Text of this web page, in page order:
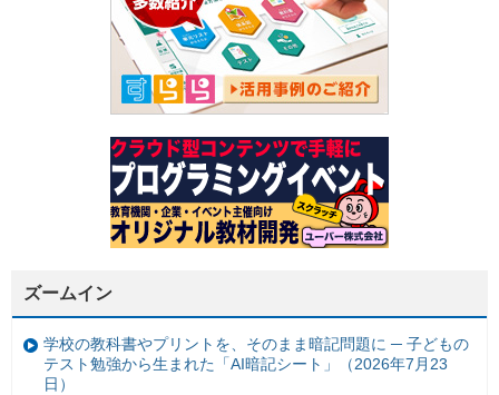
ズームイン
学校の教科書やプリントを、そのまま暗記問題に ─ 子どもの
テスト勉強から生まれた「AI暗記シート」（2026年7月23
日）